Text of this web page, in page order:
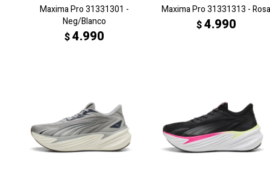
Maxima Pro 31331301 -
Neg/Blanco
$4.990
Maxima Pro 31331313 - Rosa
$4.990